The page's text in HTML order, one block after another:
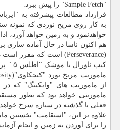
"Sample Fetch" را پیش ببرد.
قرارداد مطالعات پیشرفته به
به کار روی مریخ نوردی که نمونه
خواهدنمود و به زمین خواهد آورد،
هم اکنون ناسا در حال آماده سازی
کیپ
ماموریتی خواهد بود که بطور
فعلی یا گذشته در سیاره سرخ
علاوه بر این، "استقامت" نخستین
را برای آوردن به زمین و انجام